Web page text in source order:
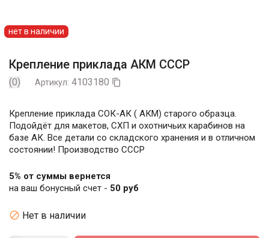
нет в наличии
Крепление приклада АКМ СССР
(0) Артикул: 4103180 
Крепление приклада СОК-АК ( АКМ) старого образца.
Подойдёт для макетов, СХП и охотничьих карабинов на
базе АК. Все детали со складского хранения и в отличном
состоянии! Производство СССР
5% от суммы вернется
на ваш бонусный счет - 50 руб
 Нет в наличии